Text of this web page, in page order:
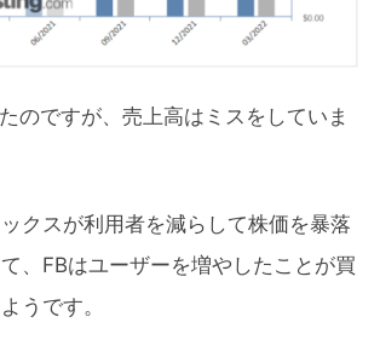
のですが、売上高はミスをしていま
クスが利用者を減らして株価を暴落
、FBはユーザーを増やしたことが買
うです。